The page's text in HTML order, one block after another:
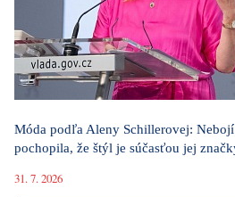
Móda podľa Aleny Schillerovej:
pochopila, že štýl je súčasťou jej
31. 7. 2026